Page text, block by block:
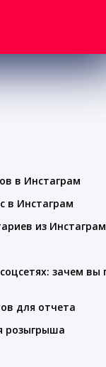
в Инстаграм
в Инстаграм
из Инстаграм
зачем вы
для отчета
розыгрыша